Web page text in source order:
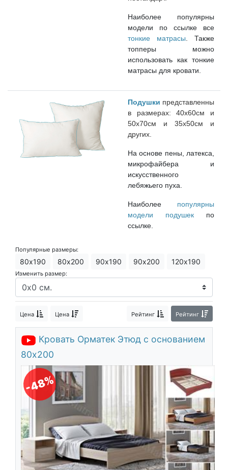
Наиболее популярны
модели по ссылке все
тонкие матрасы . Также
топперы можно
использовать как тонкие
матрасы для кровати.
Подушки представленны
в размерах: 40х60см и
50х70см и 35х50см и
других.
На основе пены, латекса,
микрофайбера и
искусственного
лебяжьего пуха.
Наиболее популярны
модели подушек
по
ссылке.
Популярные размеры:
80х190 80х200 90х190 90х200 120х190
Изменить размер:
Цена Цена Рейтинг Рейтинг
Кровать Орматек Этюд с основанием
80х200
-48%